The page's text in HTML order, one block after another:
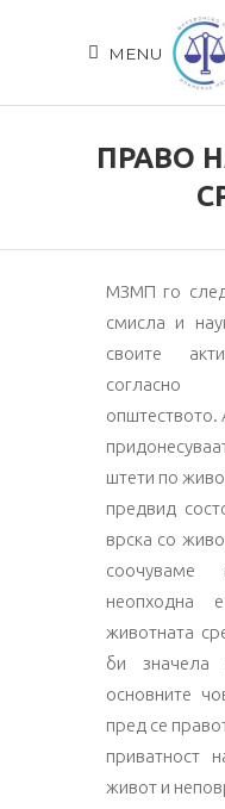
MENU
ПРАВО
МЗМП го
смисла и
своите
општеството.
штети по
предвид
врска со
неопходна
животната
би значела
основните
пред се
приватност
живот и